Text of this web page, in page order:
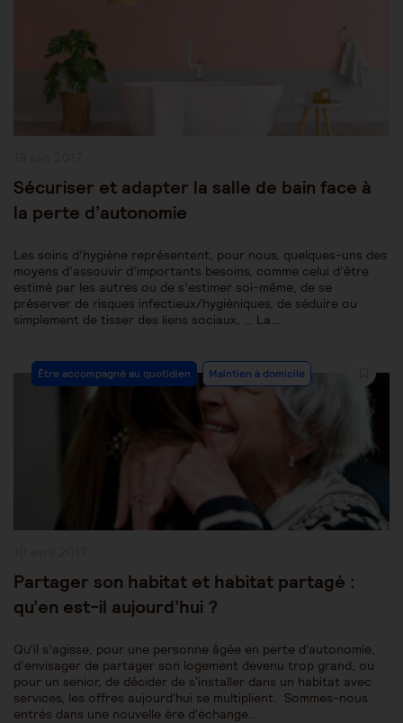
Sécuriser et adapter la salle de bain face à
la perte d’autonomie
Les soins d’hygiène représentent, pour nous, quelques-uns des
moyens d’assouvir d’importants besoins, comme celui d’être
estimé par les autres ou de s’estimer soi-même, de se
préserver de risques infectieux/hygiéniques, de séduire ou
simplement de tisser des liens sociaux, … La…
Post
Category:
Être accompagné au quotidien Maintien à domicile
Partager son habitat et habitat partagé :
qu’en est-il aujourd’hui ?
Qu’il s’agisse, pour une personne âgée en perte d'autonomie,
d’envisager de partager son logement devenu trop grand, ou
pour un senior, de décider de s'installer dans un habitat avec
services, les offres aujourd'hui se multiplient. Sommes-nous
entrés dans une nouvelle ère d'échange…